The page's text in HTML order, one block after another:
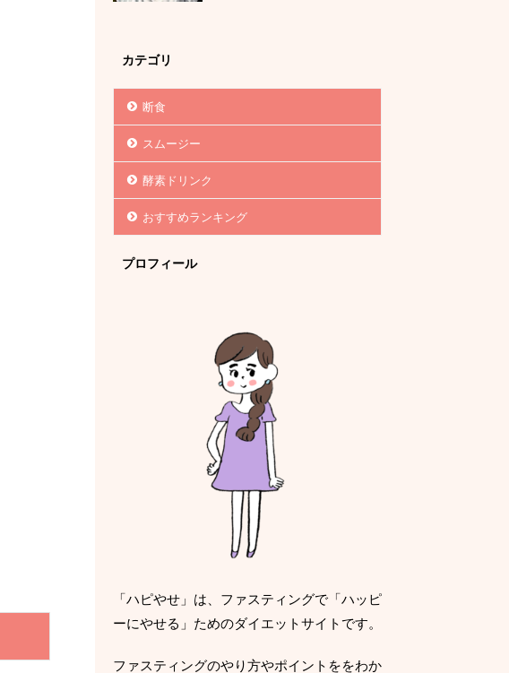
カテゴリ
断食
スムージー
酵素ドリンク
おすすめランキング
プロフィール
「ハピやせ」は、ファスティングで「ハッピ
ーにやせる」ためのダイエットサイトです。
ファスティングのやり方やポイントををわか